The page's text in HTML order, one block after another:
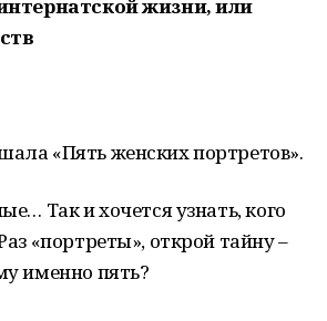
жизни, или
«Пять женских портретов».
Так и хочется узнать, кого
«портреты», открой тайну –
именно пять?